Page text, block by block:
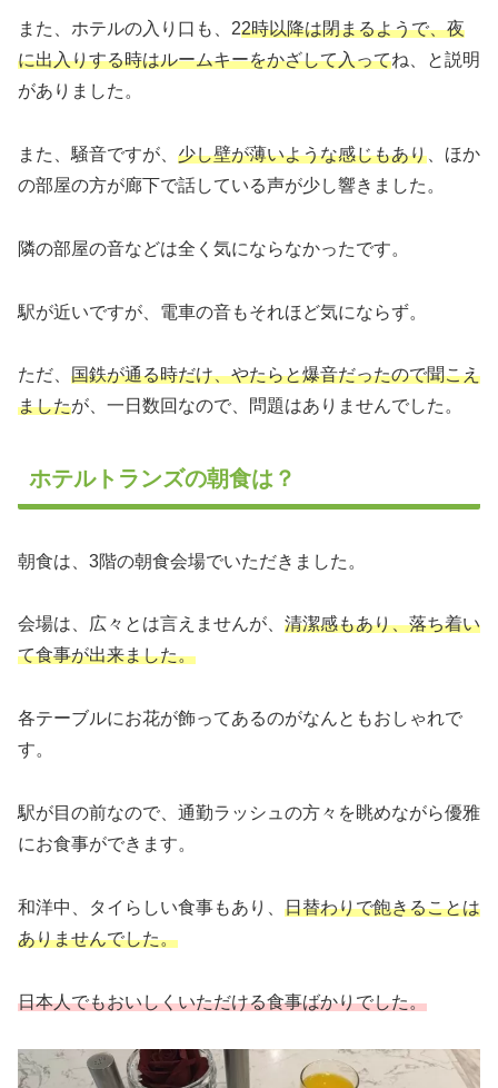
また、ホテルの入り口も、22時以降は閉まるようで、夜
に出入りする時はルームキーをかざして入ってね、と説明
がありました。
また、騒音ですが、 少し壁が薄いような感じもあり 、ほか
の部屋の方が廊下で話している声が少し響きました。
隣の部屋の音などは全く気にならなかったです。
駅が近いですが、電車の音もそれほど気にならず。
ただ、 国鉄が通る時だけ、やたらと爆音だったので聞こえ
ましたが、一日数回なので、問題はありませんでした。
ホテルトランズの朝食は？
朝食は、3階の朝食会場でいただきました。
会場は、広々とは言えませんが、 清潔感もあり、落ち着い
て食事が出来ました。
各テーブルにお花が飾ってあるのがなんともおしゃれで
す。
駅が目の前なので、通勤ラッシュの方々を眺めながら優雅
にお食事ができます。
和洋中、タイらしい食事もあり、 日替わりで飽きることは
ありませんでした。
日本人でもおいしくいただける食事ばかりでした。